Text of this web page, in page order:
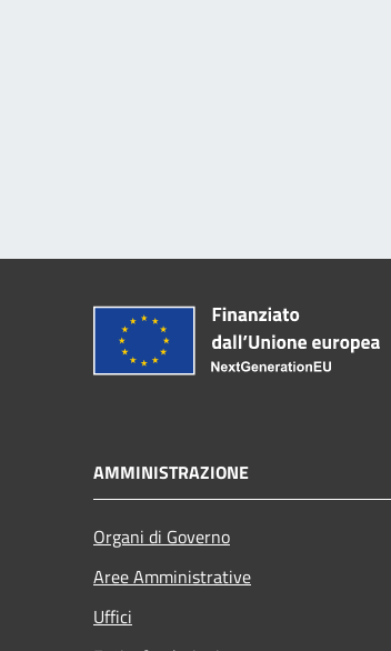
AMMINISTRAZIONE
Organi di Governo
Aree Amministrative
Uffici